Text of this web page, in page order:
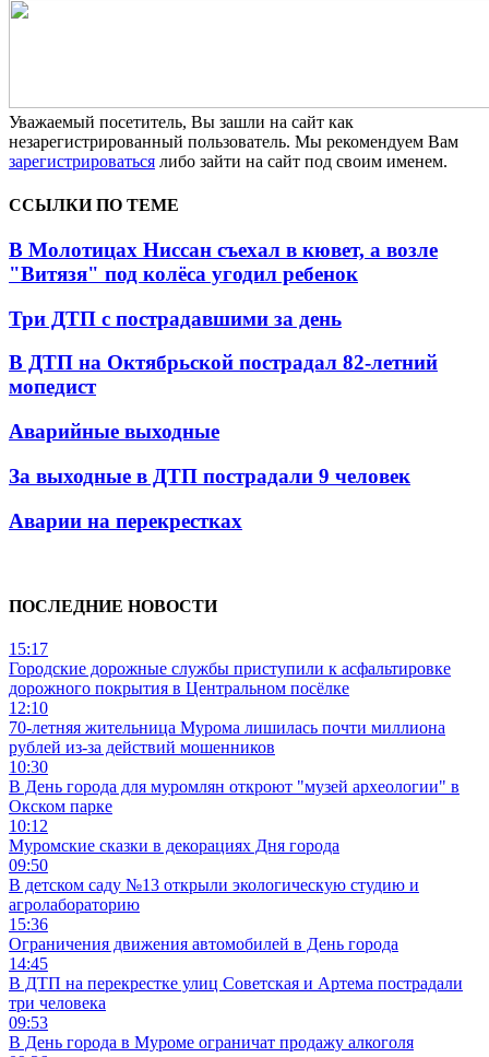
Уважаемый посетитель, Вы зашли на сайт как
незарегистрированный пользователь. Мы рекомендуем Вам
зарегистрироваться либо зайти на сайт под своим именем.
ССЫЛКИ ПО ТЕМЕ
В Молотицах Ниссан съехал в кювет, а возле
"Витязя" под колёса угодил ребенок
Три ДТП с пострадавшими за день
В ДТП на Октябрьской пострадал 82-летний
мопедист
Аварийные выходные
За выходные в ДТП пострадали 9 человек
Аварии на перекрестках
ПОСЛЕДНИЕ НОВОСТИ
15:17
Городские дорожные службы приступили к асфальтировке
дорожного покрытия в Центральном посёлке
12:10
70-летняя жительница Мурома лишилась почти миллиона
рублей из-за действий мошенников
10:30
В День города для муромлян откроют "музей археологии" в
Окском парке
10:12
Муромские сказки в декорациях Дня города
09:50
В детском саду №13 открыли экологическую студию и
агролабораторию
15:36
Ограничения движения автомобилей в День города
14:45
В ДТП на перекрестке улиц Советская и Артема пострадали
три человека
09:53
В День города в Муроме ограничат продажу алкоголя